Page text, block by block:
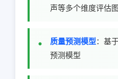
声等多个维度评估
质量预测模型：基
预测模型